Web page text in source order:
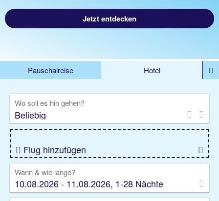
Jetzt entdecken
Pauschalreise
Hotel
Rundreise
Kreuzfahrt
Gruppenreise
Camper Privattransfer
Wo soll es hin gehen?
Flug hinzufügen
Wann & wie lange?
10.08.2026 - 11.08.2026, 1-28 Nächte